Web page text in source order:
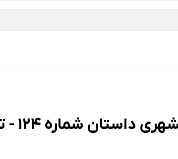
شماره 124 - تیر 1400